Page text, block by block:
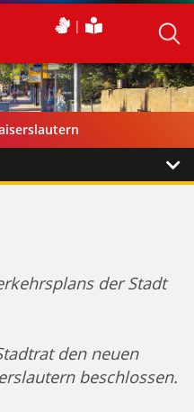
der Stadt
den neuen
beschlossen.